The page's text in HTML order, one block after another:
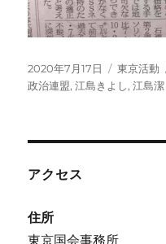
投
稿
2020年7月17日
カ
テ
東京活動
政治連盟,江島きよし,江島潔
アクセス
住所
東京国会事務所